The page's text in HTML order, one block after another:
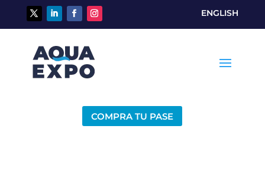
ENGLISH
COMPRA TU PASE